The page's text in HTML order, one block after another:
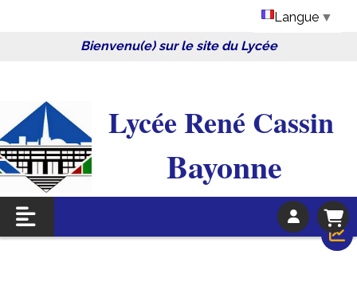
Bienvenu(e) sur le site du Lycée
Lycée René Cassin
Bayonne
Langue ▼